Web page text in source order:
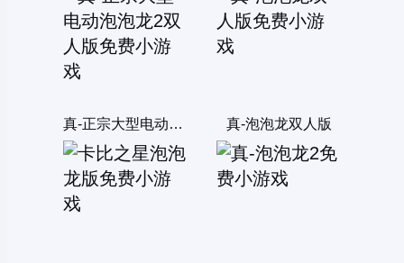
真-正宗大型电动泡泡龙2双人版 真-泡泡龙双人版